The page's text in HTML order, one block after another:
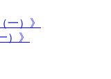
）》